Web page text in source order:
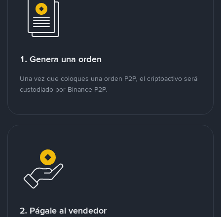
1. Genera una orden
Una vez que coloques una orden P2P, el criptoactivo será
custodiado por Binance P2P.
2. Págale al vendedor